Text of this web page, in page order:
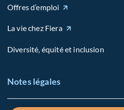
Offres d’emploi
La vie chez Fiera
Diversité, équité et inclusion
Notes légales